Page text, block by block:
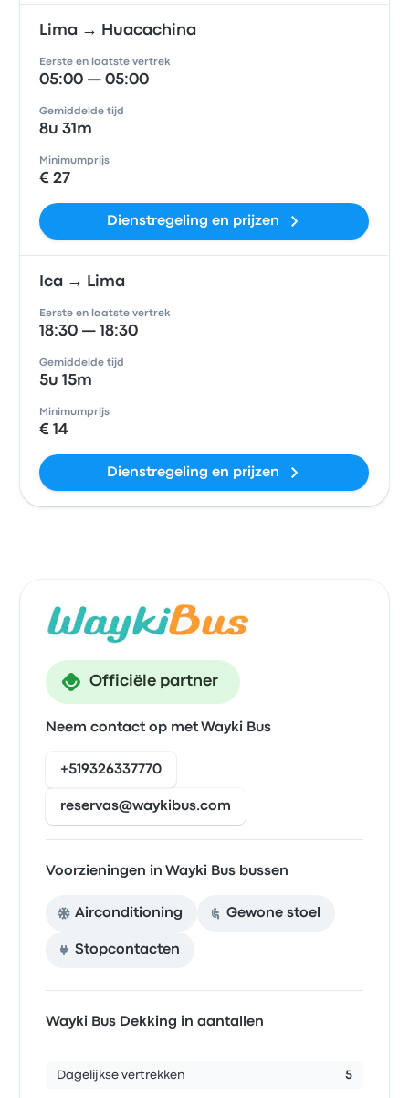
Lima → Huacachina
Eerste en laatste vertrek
05:00 — 05:00
Gemiddelde tijd
8u 31m
Minimumprijs
€ 27
Dienstregeling en prijzen
Ica → Lima
Eerste en laatste vertrek
18:30 — 18:30
Gemiddelde tijd
5u 15m
Minimumprijs
€ 14
Dienstregeling en prijzen
Officiële partner
Neem contact op met Wayki Bus
+519326337770
reservas@waykibus.com
Voorzieningen in Wayki Bus bussen
Airconditioning Gewone stoel
Stopcontacten
Wayki Bus Dekking in aantallen
Dagelijkse vertrekken 5